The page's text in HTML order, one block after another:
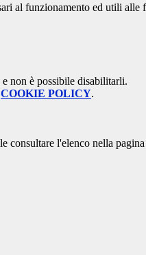
al funzionamento ed utili alle
non è possibile disabilitarli.
COOKIE POLICY.
consultare l'elenco nella